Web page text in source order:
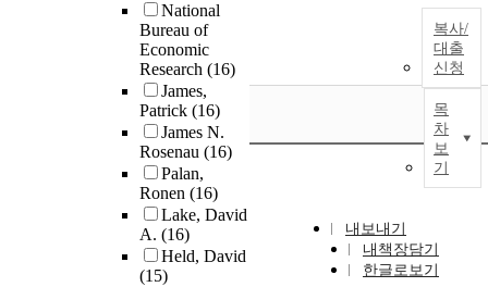
National
Bureau of
Economic
Research (16)
James,
Patrick (16)
James N.
Rosenau (16)
Palan,
Ronen (16)
Lake, David
A. (16)
Held, David
(15)
복사/
대출
신청
목
차
보
기
내보내기
내책장담기
한글로보기